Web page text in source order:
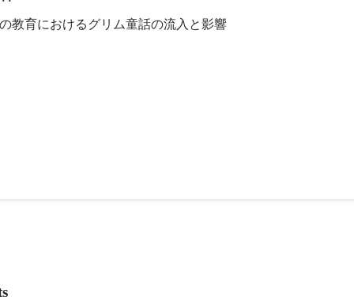
教育におけるグリム童話の流入と影響